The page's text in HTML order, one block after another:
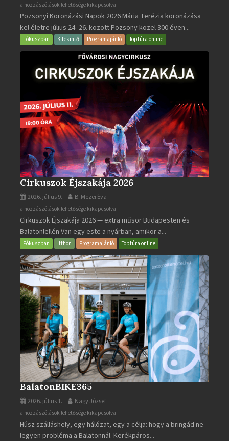
Pozsonyi
Koronázási
Napok
bejegyzéshez
a hozzászólások lehetősége kikapcsolva
Pozsonyi Koronázási Napok 2026 Mária Terézia koronázása
kel életre július 24–26. között Pozsony közel 300 éven...
Fókuszban Kitekintő Programajánló Toptúra online
Cirkuszok Éjszakája 2026
2026. július 9. B. Mezei Éva
Cirkuszok
Éjszakája
2026
bejegyzéshez
a hozzászólások lehetősége kikapcsolva
Cirkuszok Éjszakája 2026 — extra műsor Budapesten és
Balatonlellén Van egy este a nyárban, amikor a...
Fókuszban Itthon Programajánló Toptúra online
BalatonBIKE365
2026. július 1. Nagy József
BalatonBIKE365
bejegyzéshez
a hozzászólások lehetősége kikapcsolva
Húsz szálláshely, egy hálózat, egy a célja: hogy a bringád ne
legyen probléma a Balatonnál. Kerékpáros...